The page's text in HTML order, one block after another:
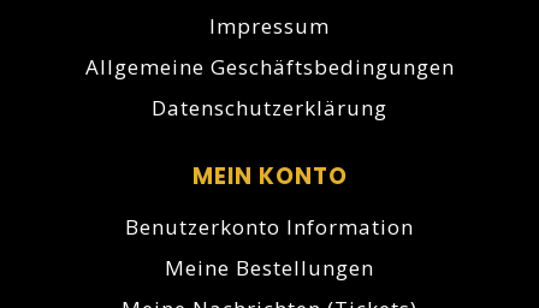
Impressum
Allgemeine Geschäftsbedingungen
Datenschutzerklärung
MEIN KONTO
Benutzerkonto Information
Meine Bestellungen